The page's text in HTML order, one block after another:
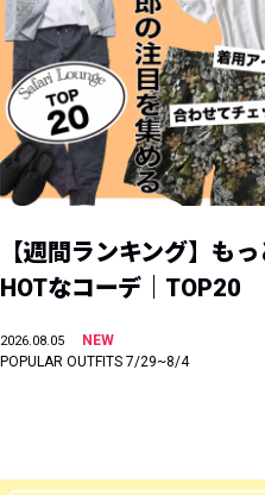
【週間ランキング】も
HOTなコーデ｜TOP20
2026.08.05
NEW
POPULAR OUTFITS 7/29~8/4